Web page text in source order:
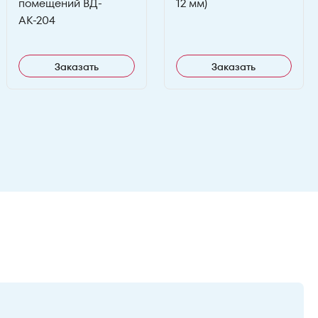
АК-204
Заказать Заказать